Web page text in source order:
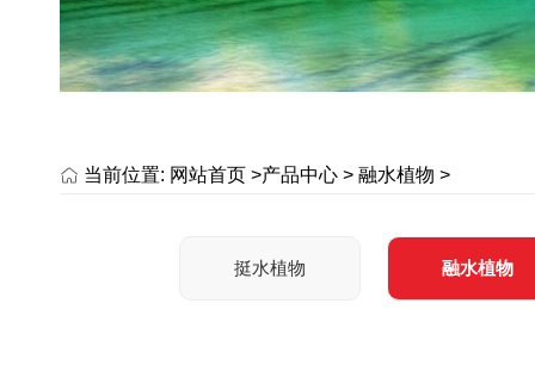
当前位置: 网站首页 >产品中心 > 融水植物 >
挺水植物 融水植物